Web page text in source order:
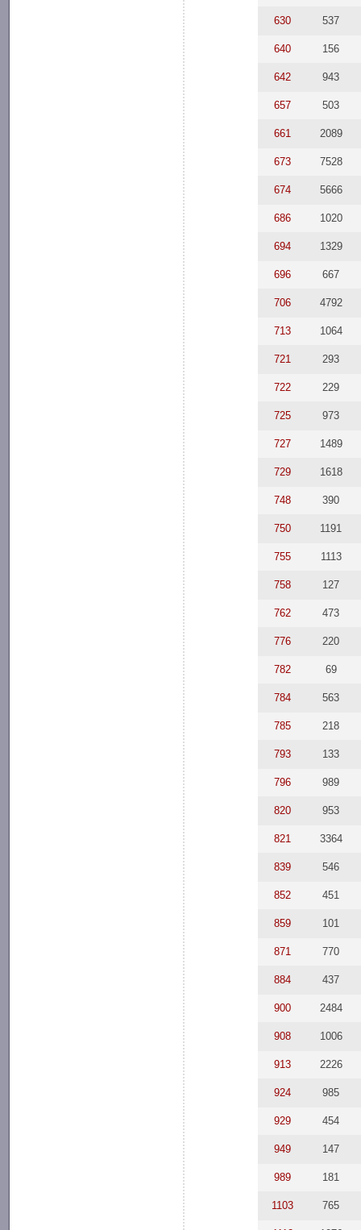
630 537
640 156
642 943
657 503
661 2089
673 7528
674 5666
686 1020
694 1329
696 667
706 4792
713 1064
721 293
722 229
725 973
727 1489
729 1618
748 390
750 1191
755 1113
758 127
762 473
776 220
782 69
784 563
785 218
793 133
796 989
820 953
821 3364
839 546
852 451
859 101
871 770
884 437
900 2484
908 1006
913 2226
924 985
929 454
949 147
989 181
1103 765